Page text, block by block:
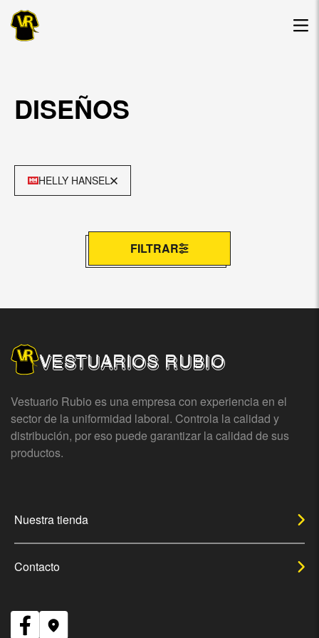
DISEÑOS
HELLY HANSEL
FILTRAR
VESTUARIOS RUBIO
Vestuario Rubio es una empresa con experiencia en el
sector de la uniformidad laboral. Controla la calidad y
distribución, por eso puede garantizar la calidad de sus
productos.
Nuestra tienda
Contacto